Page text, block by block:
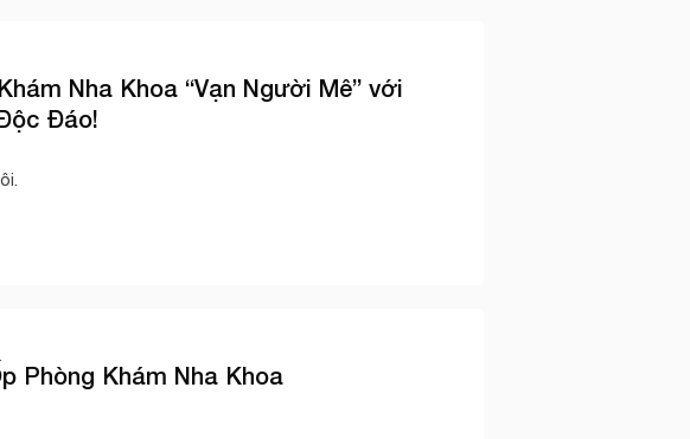
Nha Khoa “Vạn Người Mê” với
Đáo!
Phòng Khám Nha Khoa